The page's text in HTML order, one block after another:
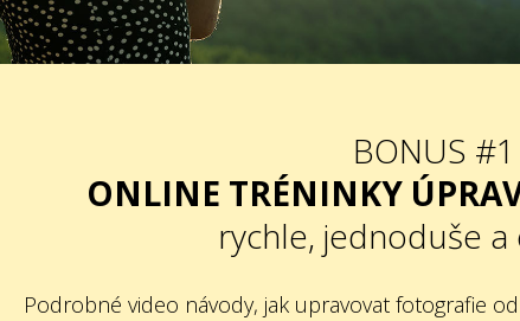
BONUS #1
ONLINE TRÉNINKY
rychle, jednoduše a
Podrobné video návody, jak upravovat fotografie